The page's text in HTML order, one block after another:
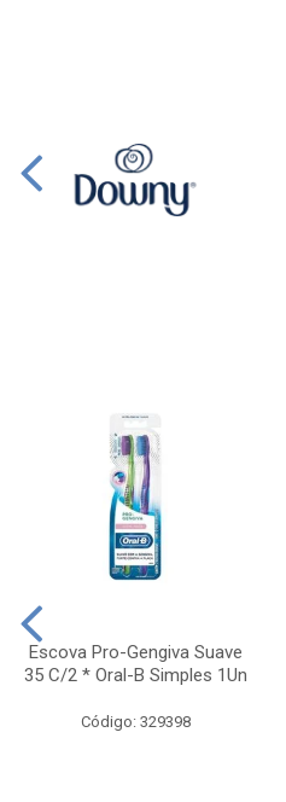
Escova Pro-Gengiva Suave
35 C/2 * Oral-B Simples 1Un
Código: 329398